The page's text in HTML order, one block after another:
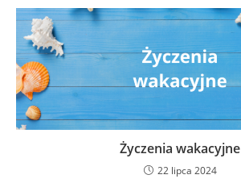
Życzenia wakacyjne
22 lipca 2024